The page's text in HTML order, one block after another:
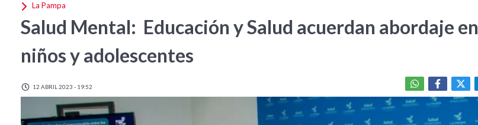
La Pampa
Salud Mental: Educación y Salud acuerdan abordaje en
niños y adolescentes
12 ABRIL 2023 - 19:52